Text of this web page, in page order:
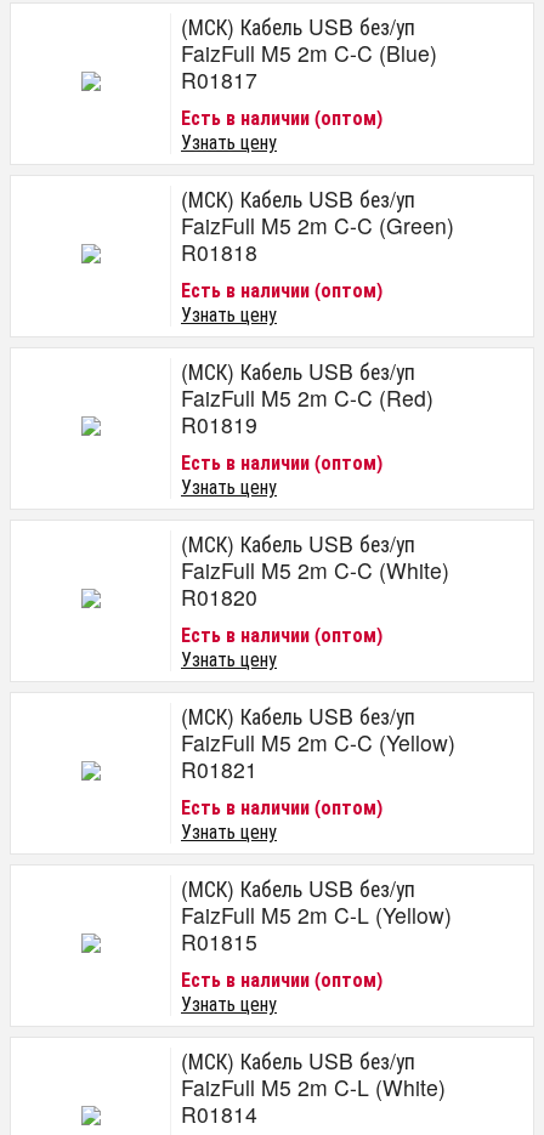
(МСК) Кабель USB без/уп
FaizFull M5 2m C-C (Blue)
R01817
Есть в наличии (оптом)
Узнать цену
(МСК) Кабель USB без/уп
FaizFull M5 2m C-C (Green)
R01818
Есть в наличии (оптом)
Узнать цену
(МСК) Кабель USB без/уп
FaizFull M5 2m C-C (Red)
R01819
Есть в наличии (оптом)
Узнать цену
(МСК) Кабель USB без/уп
FaizFull M5 2m C-C (White)
R01820
Есть в наличии (оптом)
Узнать цену
(МСК) Кабель USB без/уп
FaizFull M5 2m C-C (Yellow)
R01821
Есть в наличии (оптом)
Узнать цену
(МСК) Кабель USB без/уп
FaizFull M5 2m C-L (Yellow)
R01815
Есть в наличии (оптом)
Узнать цену
(МСК) Кабель USB без/уп
FaizFull M5 2m C-L (White)
R01814